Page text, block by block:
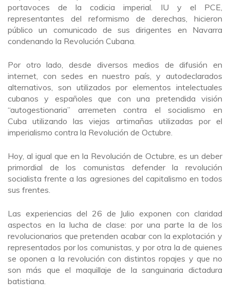
portavoces de la codicia imperial. IU y el PCE,
representantes del reformismo de derechas, hicieron
público un comunicado de sus dirigentes en Navarra
condenando la Revolución Cubana.
Por otro lado, desde diversos medios de difusión en
internet, con sedes en nuestro país, y autodeclarados
alternativos, son utilizados por elementos intelectuales
cubanos y españoles que con una pretendida visión
“autogestionaria” arremeten contra el socialismo en
Cuba utilizando las viejas artimañas utilizadas por el
imperialismo contra la Revolución de Octubre.
Hoy, al igual que en la Revolución de Octubre, es un deber
primordial de los comunistas defender la revolución
socialista frente a las agresiones del capitalismo en todos
sus frentes.
Las experiencias del 26 de Julio exponen con claridad
aspectos en la lucha de clase: por una parte la de los
revolucionarios que pretenden acabar con la explotación y
representados por los comunistas, y por otra la de quienes
se oponen a la revolución con distintos ropajes y que no
son más que el maquillaje de la sanguinaria dictadura
batistiana.